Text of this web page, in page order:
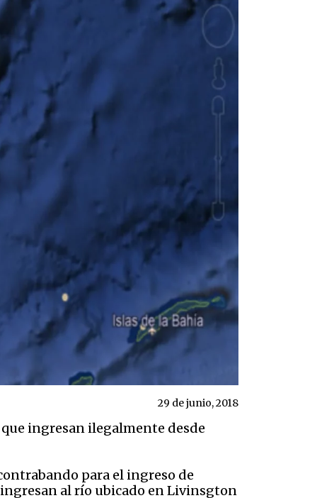
29 de junio, 2018
ingresan ilegalmente desde
para el ingreso de
al río ubicado en Livinsgton